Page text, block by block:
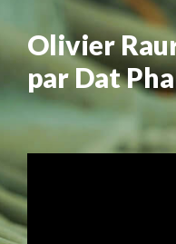
Olivier
par Dat